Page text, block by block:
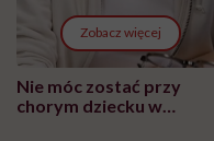
Zobacz więcej
Nie móc zostać przy
chorym dziecku w